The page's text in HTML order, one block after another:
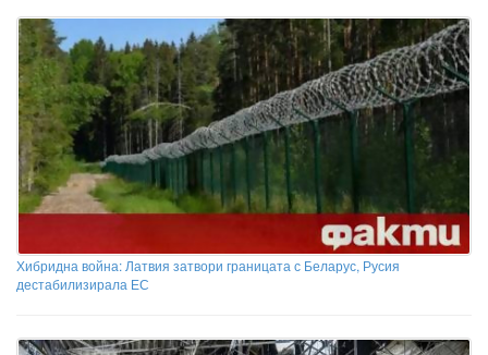
Хибридна война: Латвия затвори границата с Беларус, Русия
дестабилизирала ЕС